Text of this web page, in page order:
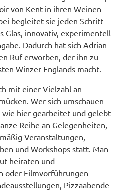
von Kent in ihren Weinen
begleitet sie jeden Schritt
Glas, innovativ, experimentell
Dadurch hat sich Adrian
Ruf erworben, der ihn zu
Winzer Englands macht.
mit einer Vielzahl an
Wer sich umschauen
hier gearbeitet und gelebt
Reihe an Gelegenheiten,
Veranstaltungen,
und Workshops statt. Man
heiraten und
oder Filmvorführungen
Pizzaabende